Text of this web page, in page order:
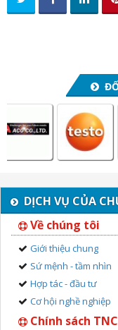
DỊCH VỤ CỦA
Về chúng tôi
Giới thiệu chung
Sứ mệnh - tầm nhìn
Hợp tác - đầu tư
Cơ hội nghề nghiệp
Chính sách TNC